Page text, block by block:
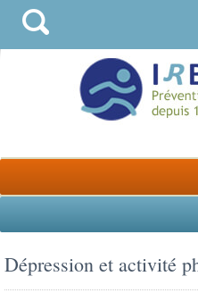
Dépression et activité